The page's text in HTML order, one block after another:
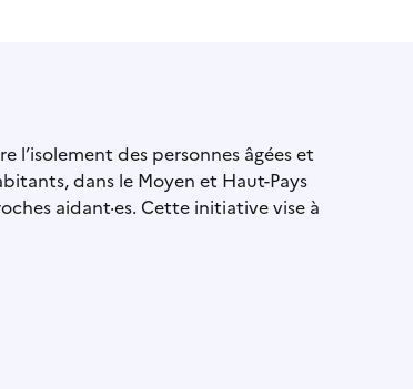
l’isolement des personnes âgées et
dans le Moyen et Haut-Pays
aidant·es. Cette initiative vise à